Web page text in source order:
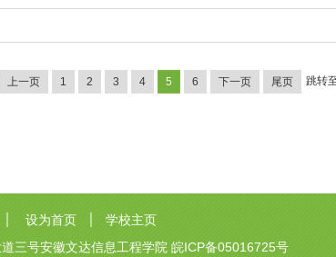
上一页 1 2 3 4 5 6 下一页 尾页 跳转
设为首页
学校主页
三号安徽文达信息工程学院 皖ICP备05016725号